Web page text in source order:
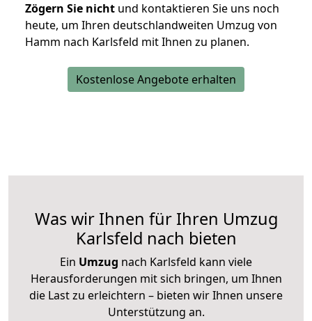
Zögern Sie nicht und kontaktieren Sie uns noch
heute, um Ihren deutschlandweiten Umzug von
Hamm nach Karlsfeld mit Ihnen zu planen.
Kostenlose Angebote erhalten
Was wir Ihnen für Ihren Umzug
Karlsfeld nach bieten
Ein Umzug nach Karlsfeld kann viele
Herausforderungen mit sich bringen, um Ihnen
die Last zu erleichtern – bieten wir Ihnen unsere
Unterstützung an.